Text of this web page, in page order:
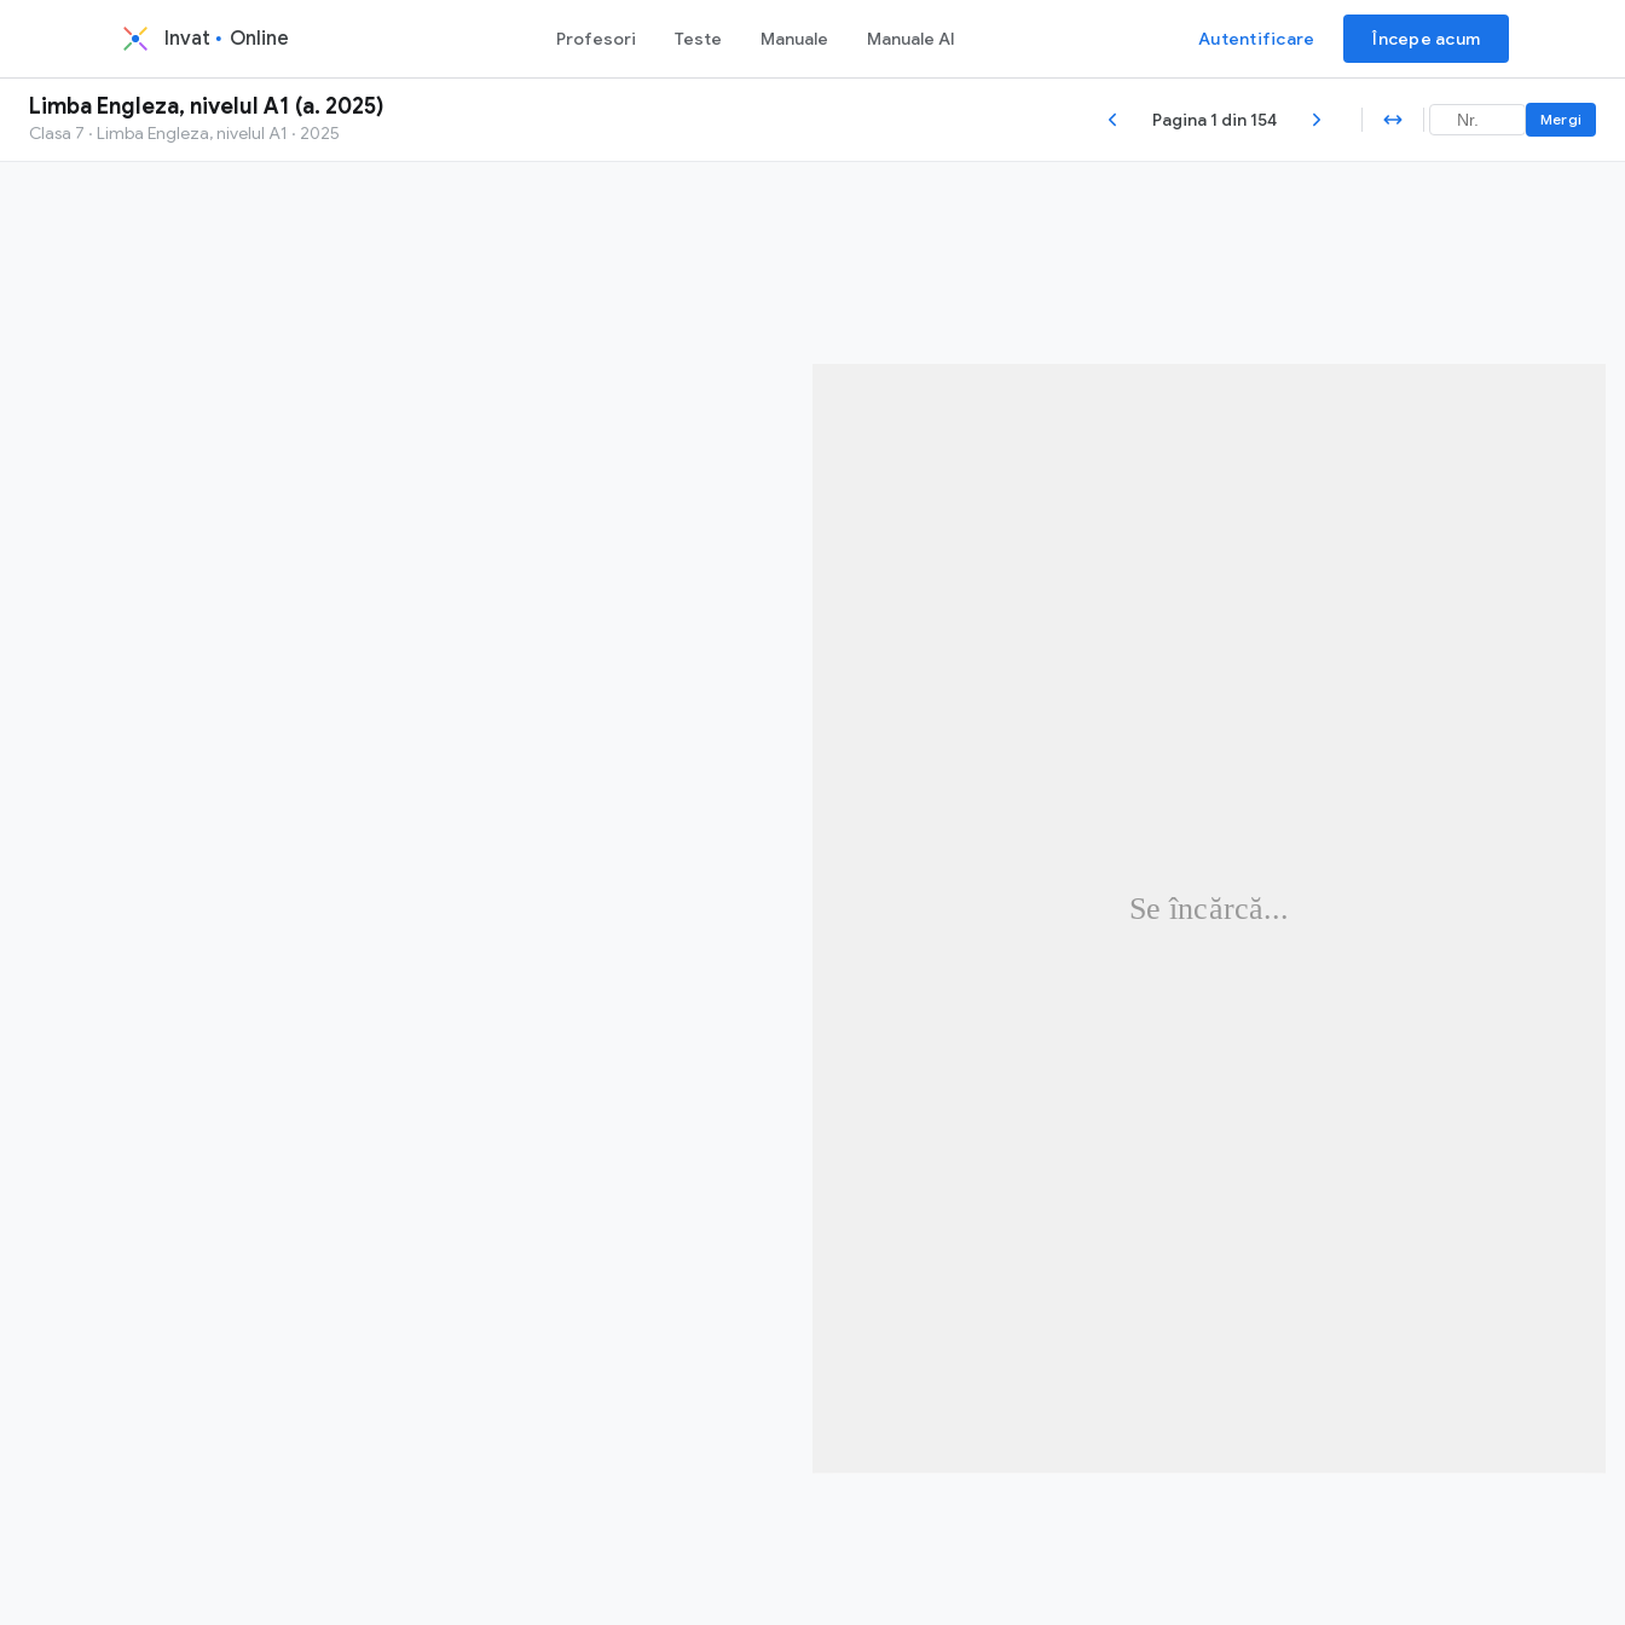
Invat Online Profesori Teste Manuale Manuale AI Autentificare Începe acum
Limba Engleza, nivelul A1 (a. 2025)
Clasa 7 · Limba Engleza, nivelul A1 · 2025
Pagina 1 din 154 Mergi